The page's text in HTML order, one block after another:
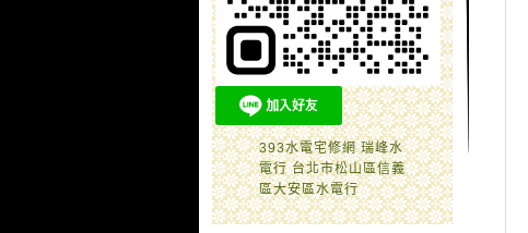
393水電宅修網 瑞峰水
電行 台北市松山區信義
區大安區水電行